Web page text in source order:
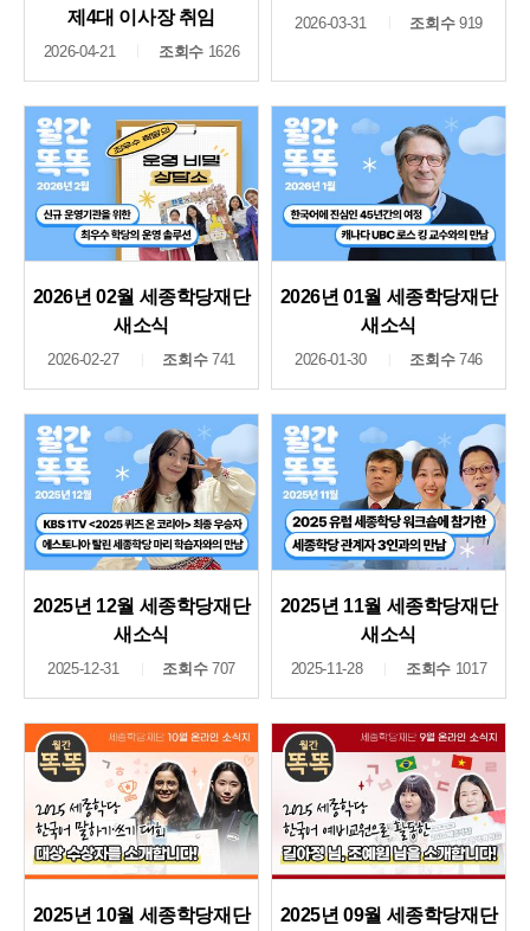
제4대 이사장 취임
2026-04-21 조회수 1626
2026-03-31 조회수919
2026년 02월 세종학당재단
새소식
2026-02-27 조회수741
2026년 01월 세종학당재단
새소식
2026-01-30 조회수746
2025년 12월 세종학당재단
새소식
2025-12-31 조회수707
2025년 11월 세종학당재단
새소식
2025-11-28 조회수 1017
2025년 10월 세종학당재단
2025년 09월 세종학당재단